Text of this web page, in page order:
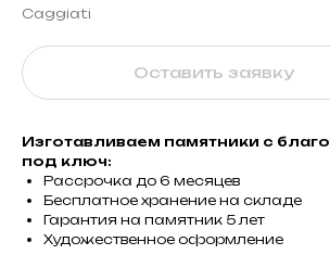
Caggiati
Оставить заявку
Изготавливаем памятники с
под ключ:
Рассрочка до 6 месяцев
Бесплатное хранение на складе
Гарантия на памятник 5 лет
Художественное оформление